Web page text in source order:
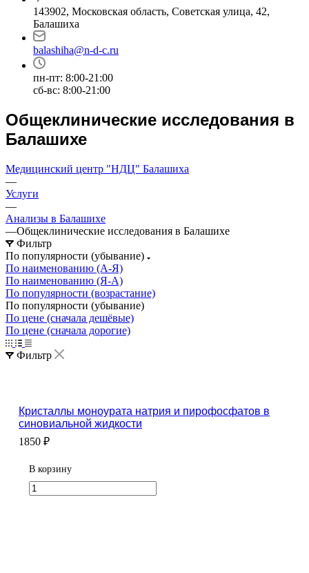
143902, Московская область, Советская улица, 42,
Балашиха
balashiha@n-d-c.ru
пн-пт: 8:00-21:00
сб-вс: 8:00-21:00
Общеклинические исследования в
Балашихе
Медицинский центр "НДЦ" Балашиха
—
Услуги
—
Анализы в Балашихе
—Общеклинические исследования в Балашихе
Фильтр
По популярности (убывание)
По наименованию (А-Я)
По наименованию (Я-А)
По популярности (возрастание)
По популярности (убывание)
По цене (сначала дешёвые)
По цене (сначала дорогие)
Фильтр
Кристаллы моноурата натрия и пирофосфатов в
синовиальной жидкости
1850 ₽
В корзину